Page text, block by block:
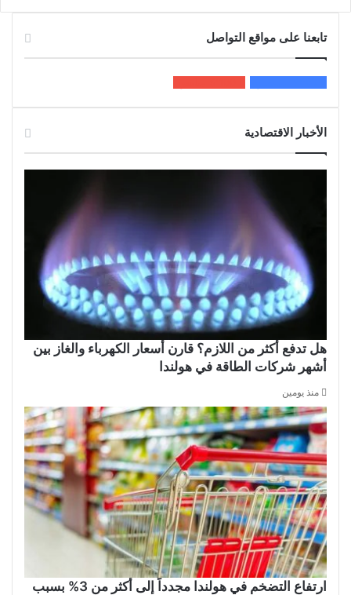
تابعنا على مواقع التواصل
الأخبار الاقتصادية
هل تدفع أكثر من اللازم؟ قارن أسعار الكهرباء والغاز بين
أشهر شركات الطاقة في هولندا
منذ يومين
ارتفاع التضخم في هولندا مجدداً إلى أكثر من 3% بسبب